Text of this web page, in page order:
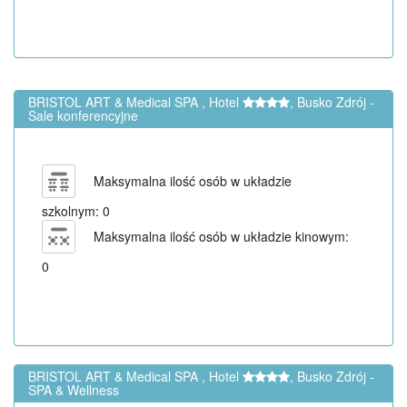
BRISTOL ART & Medical SPA , Hotel , Busko Zdrój -
Sale konferencyjne
Maksymalna ilość osób w układzie
szkolnym: 0
Maksymalna ilość osób w układzie kinowym:
0
BRISTOL ART & Medical SPA , Hotel , Busko Zdrój -
SPA & Wellness